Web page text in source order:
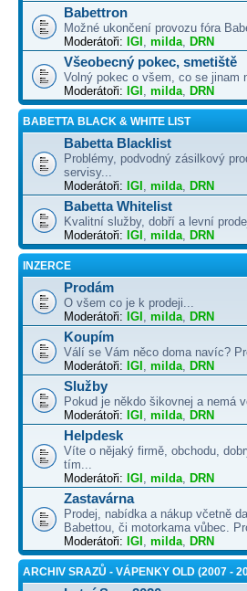
Babettron
Možné ukončení provozu fóra
Moderátoři: IGI , milda, DRN
Všeobecný pokec, smetiště
Volný pokec o všem, co se jinam
Moderátoři: IGI , milda, DRN
BABETTA BLACK & WHITE LIST
Babetta Blacklist
Problémy, podvodný zásilkový
servisy...
Moderátoři: IGI , milda, DRN
Babetta Whitelist
Kvalitní služby, dobří a levní
Moderátoři: IGI , milda, DRN
INZERCE
Prodám
O všem co je k prodeji...
Moderátoři: IGI , milda, DRN
Koupím
Válí se Vám něco doma navíc?
Moderátoři: IGI , milda, DRN
Služby
Pokud je někdo šikovnej a nemá
Moderátoři: IGI , milda, DRN
Helpdesk
Víte o nějaký firmě, obchodu,
tím...
Moderátoři: IGI , milda, DRN
Zastavárna
Prodej, nabídka a nákup včetně
Babettou, či motorkama vůbec.
Moderátoři: IGI , milda, DRN
ARCHIV SRAZŮ - VÁPENKY OLD (2007 -